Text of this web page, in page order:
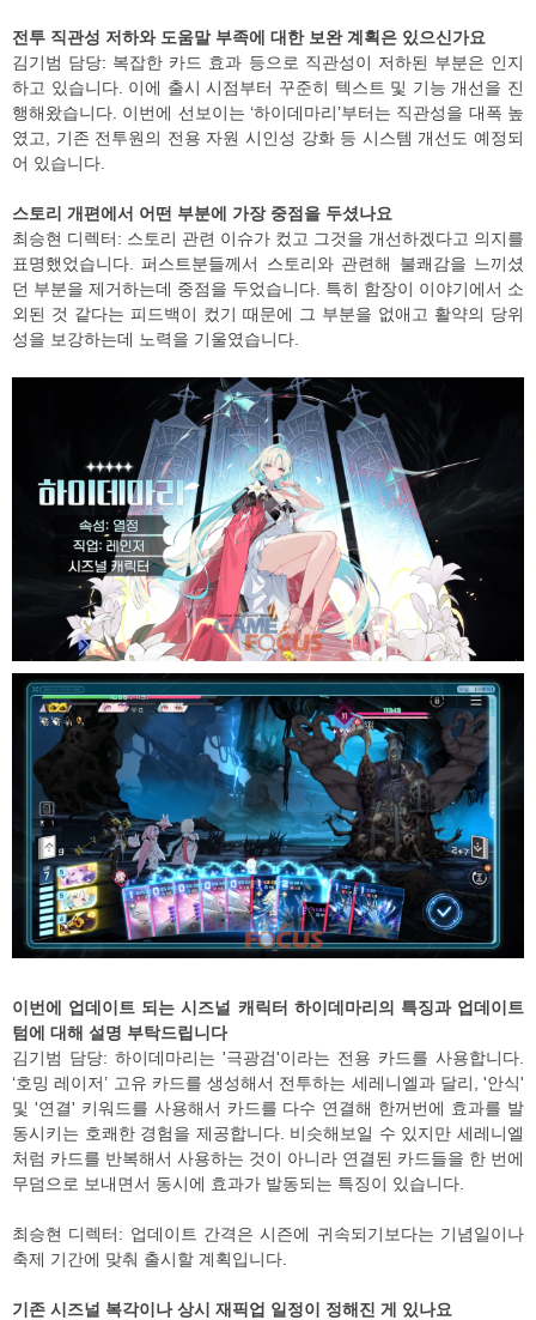
전투 직관성 저하와 도움말 부족에 대한 보완 계획은 있으신가요
김기범 담당: 복잡한 카드 효과 등으로 직관성이 저하된 부분은 인지
하고 있습니다. 이에 출시 시점부터 꾸준히 텍스트 및 기능 개선을 진
행해왔습니다. 이번에 선보이는 ‘하이데마리’부터는 직관성을 대폭 높
였고, 기존 전투원의 전용 자원 시인성 강화 등 시스템 개선도 예정되
어 있습니다.
스토리 개편에서 어떤 부분에 가장 중점을 두셨나요
최승현 디렉터: 스토리 관련 이슈가 컸고 그것을 개선하겠다고 의지를
표명했었습니다. 퍼스트분들께서 스토리와 관련해 불쾌감을 느끼셨
던 부분을 제거하는데 중점을 두었습니다. 특히 함장이 이야기에서 소
외된 것 같다는 피드백이 컸기 때문에 그 부분을 없애고 활약의 당위
성을 보강하는데 노력을 기울였습니다.
이번에 업데이트 되는 시즈널 캐릭터 하이데마리의 특징과 업데이트
텀에 대해 설명 부탁드립니다
김기범 담당: 하이데마리는 '극광검'이라는 전용 카드를 사용합니다.
‘호밍 레이저’ 고유 카드를 생성해서 전투하는 세레니엘과 달리, '안식'
및 '연결' 키워드를 사용해서 카드를 다수 연결해 한꺼번에 효과를 발
동시키는 호쾌한 경험을 제공합니다. 비슷해보일 수 있지만 세레니엘
처럼 카드를 반복해서 사용하는 것이 아니라 연결된 카드들을 한 번에
무덤으로 보내면서 동시에 효과가 발동되는 특징이 있습니다.
최승현 디렉터: 업데이트 간격은 시즌에 귀속되기보다는 기념일이나
축제 기간에 맞춰 출시할 계획입니다.
기존 시즈널 복각이나 상시 재픽업 일정이 정해진 게 있나요